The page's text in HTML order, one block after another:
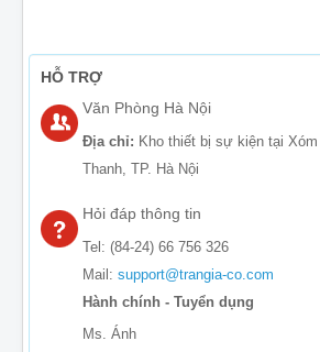
HỖ TRỢ
Văn Phòng Hà Nội
Địa chỉ: Kho thiết bị sự kiện tại
Thanh, TP. Hà Nội
Hỏi đáp thông tin
Tel: (84-24) 66 756 326
Mail: support@trangia-co.com
Hành chính - Tuyển dụng
Ms. Ánh